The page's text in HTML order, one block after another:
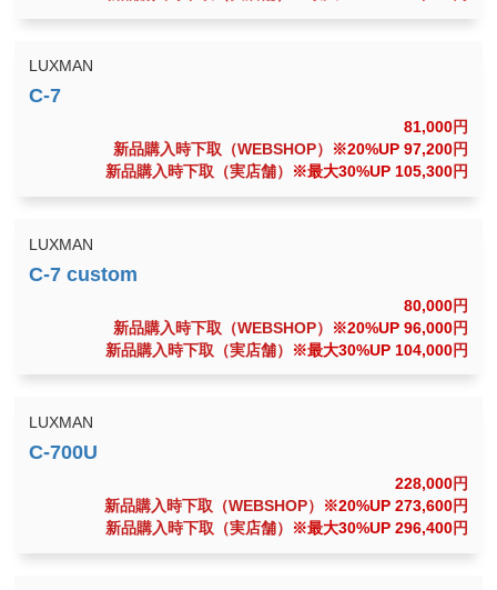
LUXMAN
81,000円
新品購入時下取（WEBSHOP）
※20%UP 97,200円
新品購入時下取（実店舗）
※最大30%UP 105,300円
LUXMAN
80,000円
新品購入時下取（WEBSHOP）
※20%UP 96,000円
新品購入時下取（実店舗）
※最大30%UP 104,000円
LUXMAN
228,000円
新品購入時下取（WEBSHOP）
※20%UP 273,600円
新品購入時下取（実店舗）
※最大30%UP 296,400円